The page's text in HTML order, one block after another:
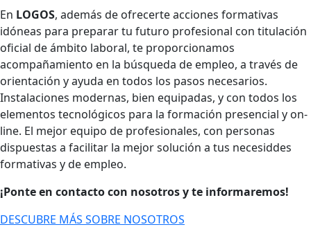
En LOGOS, además de ofrecerte acciones formativas
idóneas para preparar tu futuro profesional con titulación
oficial de ámbito laboral, te proporcionamos
acompañamiento en la búsqueda de empleo, a través de
orientación y ayuda en todos los pasos necesarios.
Instalaciones modernas, bien equipadas, y con todos los
elementos tecnológicos para la formación presencial y on-
line. El mejor equipo de profesionales, con personas
dispuestas a facilitar la mejor solución a tus necesiddes
formativas y de empleo.
¡Ponte en contacto con nosotros y te informaremos!
DESCUBRE MÁS SOBRE NOSOTROS